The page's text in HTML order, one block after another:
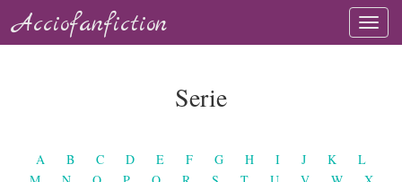
Acciofanfiction
Serie
A B C D E F G H I J K
L